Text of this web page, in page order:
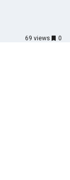
69 views 0